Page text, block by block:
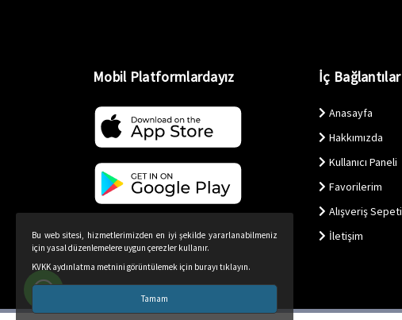
Mobil Platformlardayız İç Bağlantılar
Anasayfa
Hakkımızda
Kullanıcı Paneli
Favorilerim
Alışveriş Sepeti
İletişim
Bu web sitesi, hizmetlerimizden en iyi şekilde yararlanabilmeniz
için yasal düzenlemelere uygun çerezler kullanır.
KVKK aydınlatma metnini görüntülemek için burayı tıklayın.
Tamam